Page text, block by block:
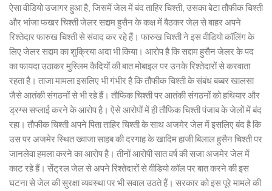
ऐसा वीडियो उजागर हुआ है, जिसमें जेल में बंद ताहिर चिश्ती, उसका बेटा तौफीक चिश्ती
और भांजा फखर चिश्ती जेलर सद्दाम हुसैन के कक्ष में बैठकर जेल से बाहर अपने
रिश्तेदार फारुख चिश्ती से संवाद कर रहे हैं। फारुख चिश्ती ने इस वीडियो कॉलिंग के
लिए जेलर सद्दाम का शुक्रिया अदा भी किया। आरोप है कि सद्दाम हुसैन जेलर के पद
का फायदा उठाकर मुस्लिम कैदियों की बात मोबाइल पर उनके रिश्तेदारों से करवाता
रहता है। ताजा मामला इसलिए भी गंभीर है कि तौफीक चिश्ती के संबंध बब्बर खालसा
जैसे आतंकी संगठनों से भी रहे हैं। तौफिक चिश्ती पर आतंकी संगठनों को हथियार और
ड्रग्स सप्लाई करने के आरोप है। ऐसे आरोपों में ही तौफिक चिश्ती पंजाब के जेलों में बंद
रहा। तौफीक चिश्ती अपने पिता ताहिर चिश्ती के साथ अजमेर जेल में इसलिए बंद है कि
उस पर अजमेर स्थित ख्वाजा साहब की दरगाह के खादिम हाजी बिलाल हुसैन चिश्ती पर
जानलेवा हमला करने का आरोप है। तीनों आरोपी सात वर्ष की सजा अजमेर जेल में
काट रहे हैं। सेंट्रल जेल से अपने रिश्तेदारों से वीडियो कॉल पर बात करने की इस
घटना से जेल की सुरक्षा व्यवस्था पर भी सवाल उठते हैं। सरकार को इस पूरे मामले की